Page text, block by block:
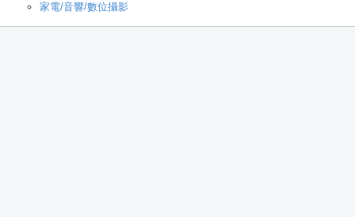
家電/音響/數位攝影